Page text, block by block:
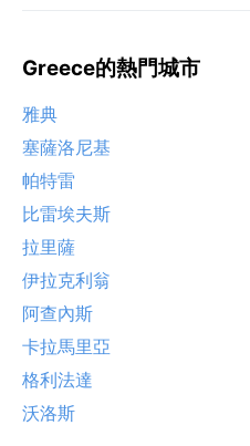
Greece的熱門城市
雅典
塞薩洛尼基
帕特雷
比雷埃夫斯
拉里薩
伊拉克利翁
阿查內斯
卡拉馬里亞
格利法達
沃洛斯